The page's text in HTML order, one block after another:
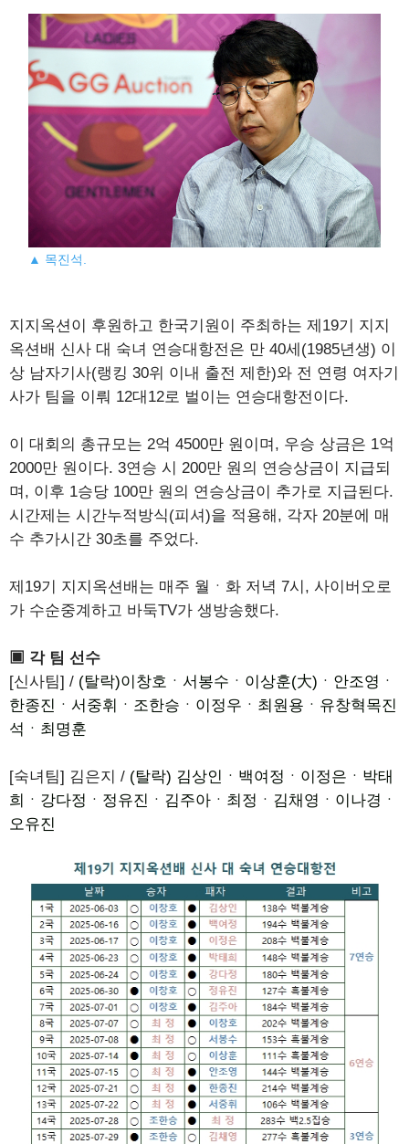
▲ 목진석.
지지옥션이 후원하고 한국기원이 주최하는 제19기 지지
옥션배 신사 대 숙녀 연승대항전은 만 40세(1985년생) 이
상 남자기사(랭킹 30위 이내 출전 제한)와 전 연령 여자기
사가 팀을 이뤄 12대12로 벌이는 연승대항전이다.
이 대회의 총규모는 2억 4500만 원이며, 우승 상금은 1억
2000만 원이다. 3연승 시 200만 원의 연승상금이 지급되
며, 이후 1승당 100만 원의 연승상금이 추가로 지급된다.
시간제는 시간누적방식(피셔)을 적용해, 각자 20분에 매
수 추가시간 30초를 주었다.
제19기 지지옥션배는 매주 월ㆍ화 저녁 7시, 사이버오로
가 수순중계하고 바둑TV가 생방송했다.
▣ 각 팀 선수
[신사팀] / (탈락)이창호ㆍ서봉수ㆍ이상훈(大)ㆍ안조영ㆍ
한종진ㆍ서중휘ㆍ조한승ㆍ이정우ㆍ최원용ㆍ유창혁목진
석ㆍ최명훈
[숙녀팀] 김은지 / (탈락) 김상인ㆍ백여정ㆍ이정은ㆍ박태
희ㆍ강다정ㆍ정유진ㆍ김주아ㆍ최정ㆍ김채영ㆍ이나경ㆍ
오유진